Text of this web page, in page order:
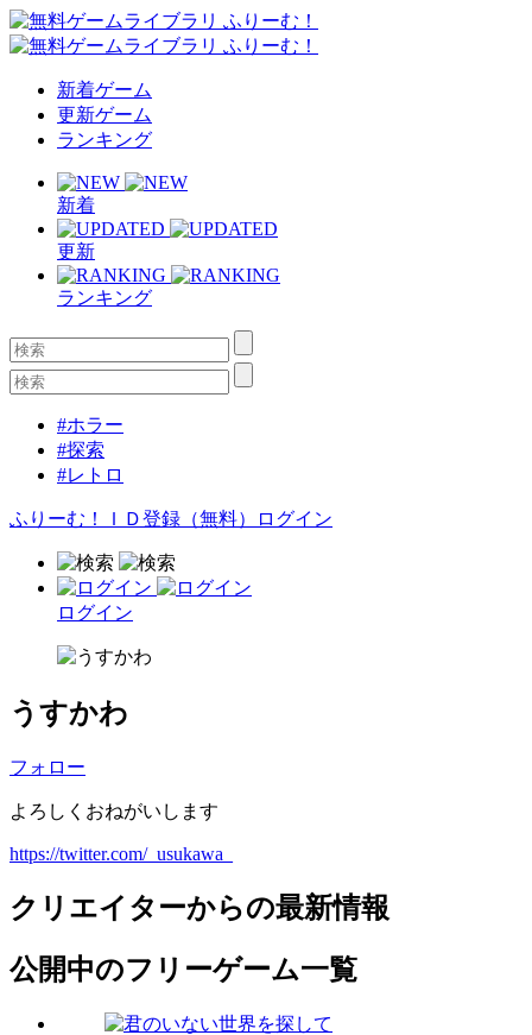
新着ゲーム
更新ゲーム
ランキング
新着
更新
ランキング
#ホラー
#探索
#レトロ
ふりーむ！ＩＤ登録（無料） ログイン
ログイン
うすかわ
フォロー
よろしくおねがいします
https://twitter.com/_usukawa_
クリエイターからの最新情報
公開中のフリーゲーム一覧